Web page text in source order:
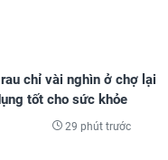
chỉ vài nghìn ở chợ lại
tốt cho sức khỏe
29 phút trước